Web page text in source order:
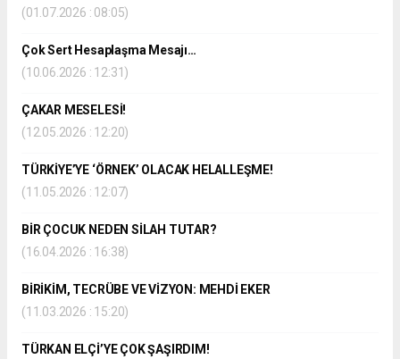
(01.07.2026 : 08:05)
Çok Sert Hesaplaşma Mesajı…
(10.06.2026 : 12:31)
ÇAKAR MESELESİ!
(12.05.2026 : 12:20)
TÜRKİYE’YE ‘ÖRNEK’ OLACAK HELALLEŞME!
(11.05.2026 : 12:07)
BİR ÇOCUK NEDEN SİLAH TUTAR?
(16.04.2026 : 16:38)
BİRİKİM, TECRÜBE VE VİZYON: MEHDİ EKER
(11.03.2026 : 15:20)
TÜRKAN ELÇİ’YE ÇOK ŞAŞIRDIM!